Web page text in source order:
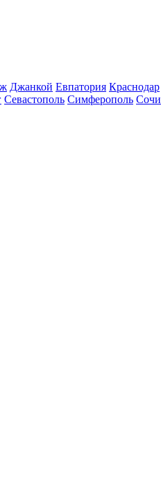
Джанкой Евпатория Краснодар
Севастополь Симферополь Сочи